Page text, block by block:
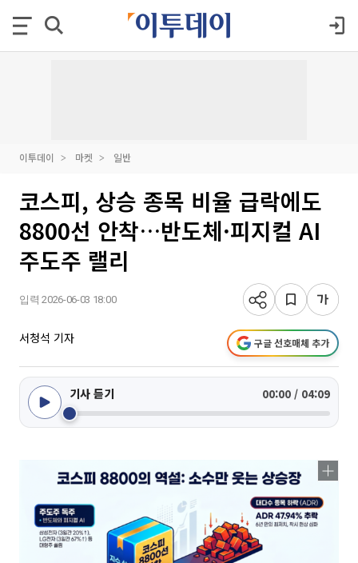
이투데이 마켓 일반
코스피, 상승 종목 비율 급락에도
8800선 안착…반도체·피지컬 AI
주도주 랠리
입력 2026-06-03 18:00
서청석 기자 구글 선호매체 추가
기사 듣기 00:00 / 04:09